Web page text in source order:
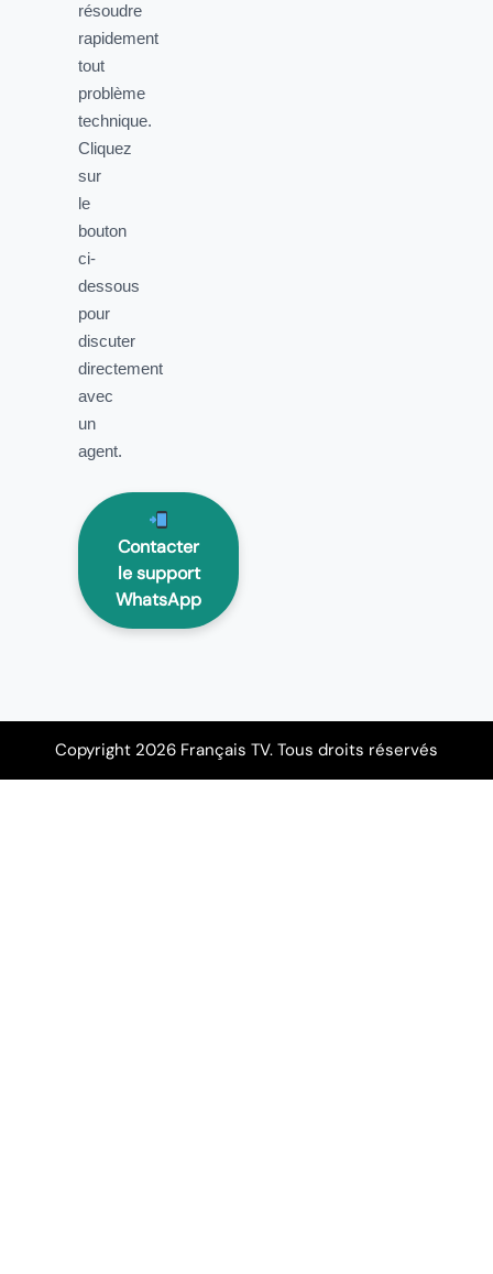
résoudre
rapidement
tout
problème
technique.
Cliquez
sur
le
bouton
ci-
dessous
pour
discuter
directement
avec
un
agent.
Contacter
le support
WhatsApp
Copyright 2026 Français TV. Tous droits réservés